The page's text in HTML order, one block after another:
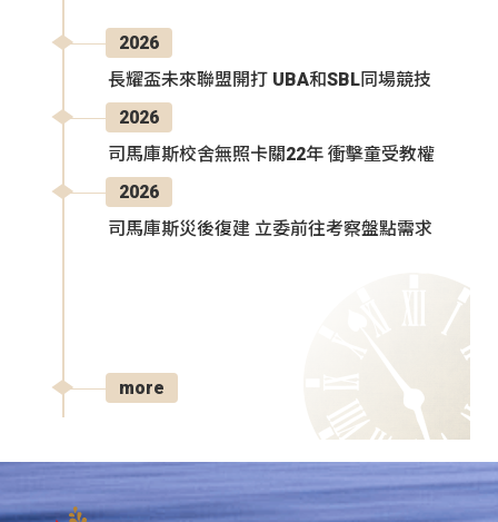
2026
長耀盃未來聯盟開打 UBA和SBL同場競技
2026
司馬庫斯校舍無照卡關22年 衝擊童受教權
2026
司馬庫斯災後復建 立委前往考察盤點需求
more